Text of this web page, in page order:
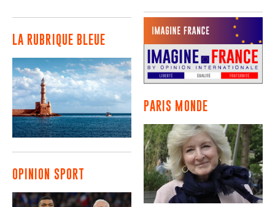
LA RUBRIQUE BLEUE
OPINION SPORT
PARIS MONDE